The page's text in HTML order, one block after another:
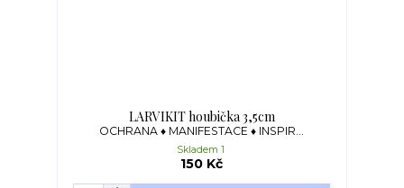
LARVIKIT houbička 3,5cm
OCHRANA ♦ MANIFESTACE ♦ INSPIR...
150 Kč
Skladem 1